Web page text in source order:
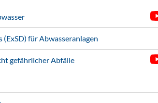
für Abwasseranlagen
gefährlicher Abfälle